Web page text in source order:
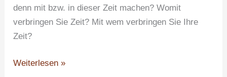
denn mit bzw. in dieser Zeit machen? Womit
verbringen Sie Zeit? Mit wem verbringen Sie Ihre
Zeit?
zum
Jahreswechsel
Weiterlesen »